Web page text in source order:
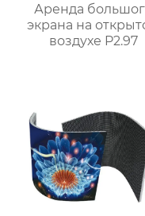
Аренда
экрана на
воздухе P2.97